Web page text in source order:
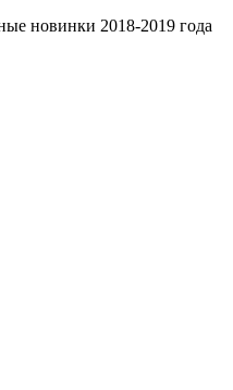
новинки 2018-2019 года